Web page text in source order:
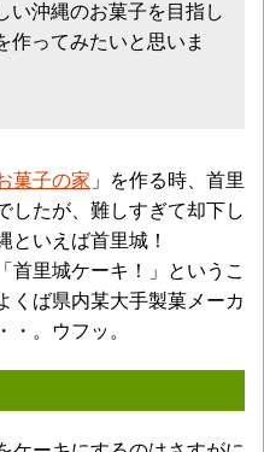
い沖縄のお菓子を目指し
作ってみたいと思いま
菓子の家 」を作る時、首里
したが、難しすぎて却下し
といえば首里城！
首里城ケーキ！」というこ
くば県内某大手製菓メーカ
・。ウフッ。